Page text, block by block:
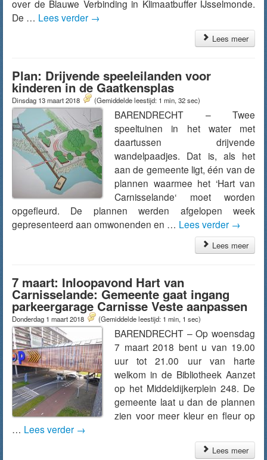
over de Blauwe Verbinding in Klimaatbuffer IJsselmonde.
De … Lees verder →
Lees meer
Plan: Drijvende speeleilanden voor
kinderen in de Gaatkensplas
Dinsdag 13 maart 2018 (Gemiddelde leestijd: 1 min, 32 sec)
BARENDRECHT – Twee
speeltuinen in het water met
daartussen drijvende
wandelpaadjes. Dat is, als het
aan de gemeente ligt, één van de
plannen waarmee het ‘Hart van
Carnisselande‘ moet worden
opgefleurd. De plannen werden afgelopen week
gepresenteerd aan omwonenden en … Lees verder →
Lees meer
7 maart: Inloopavond Hart van
Carnisselande: Gemeente gaat ingang
parkeergarage Carnisse Veste aanpassen
Donderdag 1 maart 2018 (Gemiddelde leestijd: 1 min, 1 sec)
BARENDRECHT – Op woensdag
7 maart 2018 bent u van 19.00
uur tot 21.00 uur van harte
welkom in de Bibliotheek Aanzet
op het Middeldijkerplein 248. De
gemeente laat u dan de plannen
zien voor meer kleur en fleur op
… Lees verder →
Lees meer